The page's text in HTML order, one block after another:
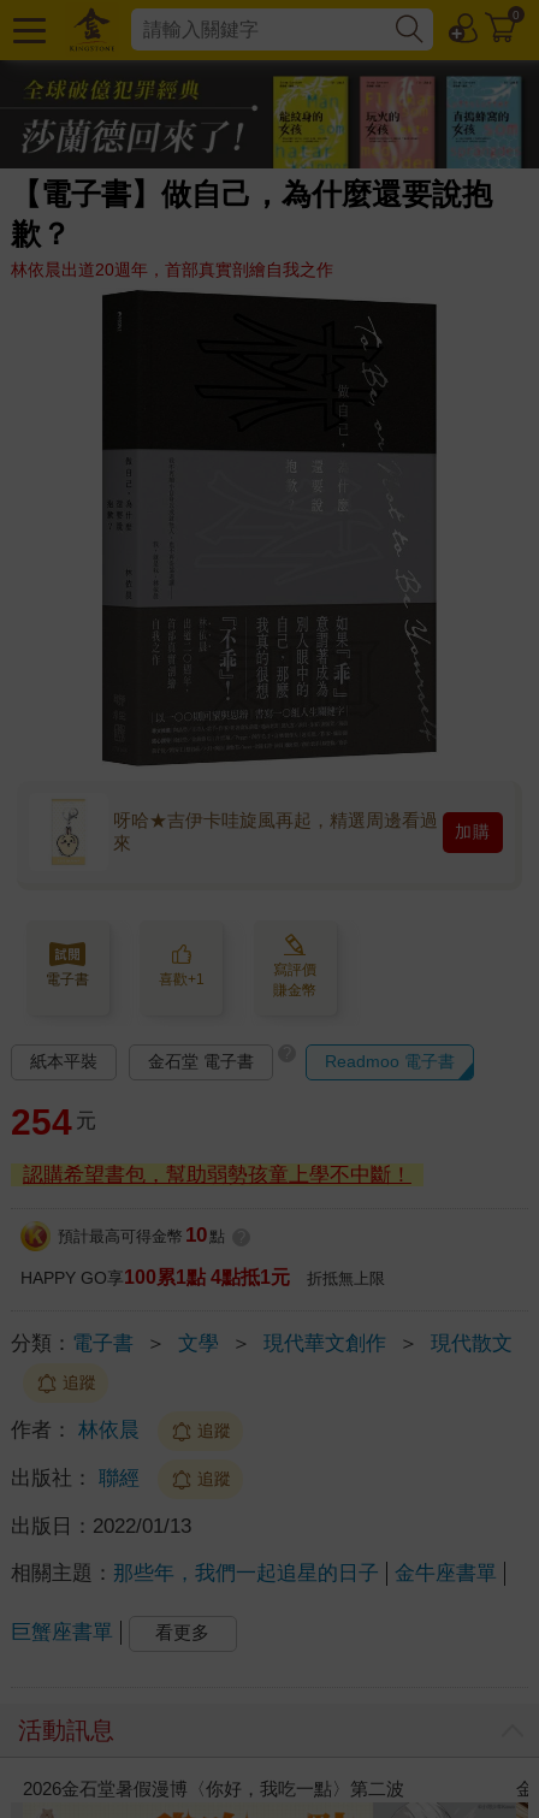
0
【電子書】做自己，為什麼還要說抱
歉？
林依晨出道20週年，首部真實剖繪自我之作
呀哈★吉伊卡哇旋風再起，精選周邊看過
來
加購
電子書 喜歡+1
寫評價
賺金幣
紙本平裝 金石堂 電子書 Readmoo 電子書
254 元
認購希望書包，幫助弱勢孩童上學不中斷！
預計最高可得金幣 10 點
HAPPY GO享100累1點 4點抵1元 折抵無上限
分類： 電子書 ＞ 文學 ＞ 現代華文創作 ＞ 現代散文
追蹤
作者： 林依晨 追蹤
出版社： 聯經 追蹤
出版日： 2022/01/13
相關主題： 那些年，我們一起追星的日子 金牛座書單
巨蟹座書單 看更多
活動訊息
假漫博〈你好，我吃一點〉第二波 金石堂2026海外